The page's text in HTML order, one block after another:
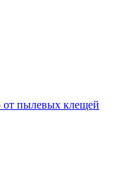
от пылевых клещей